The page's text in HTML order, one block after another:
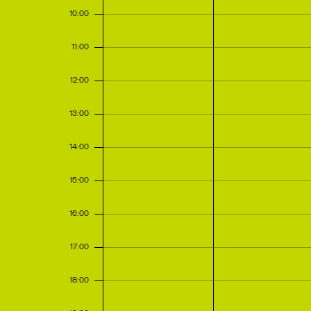
10:00
11:00
12:00
13:00
14:00
15:00
16:00
17:00
18:00